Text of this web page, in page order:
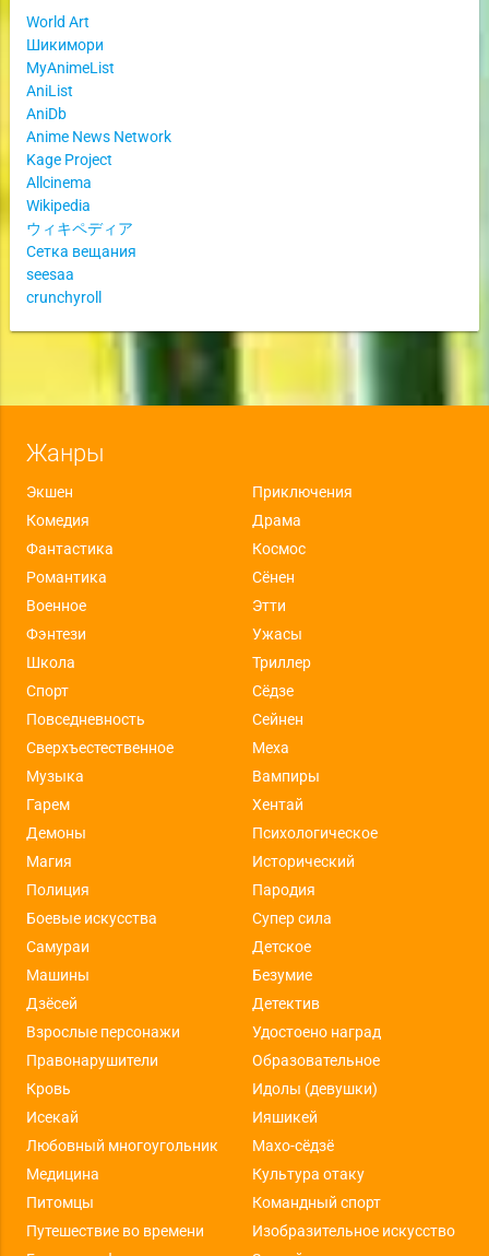
World Art
Шикимори
MyAnimeList
AniList
AniDb
Anime News Network
Kage Project
Allcinema
Wikipedia
ウィキペディア
Сетка вещания
seesaa
crunchyroll
Жанры
Экшен
Приключения
Комедия
Драма
Фантастика
Космос
Романтика
Сёнен
Военное
Этти
Фэнтези
Ужасы
Школа
Триллер
Спорт
Сёдзе
Повседневность
Сейнен
Сверхъестественное
Меха
Музыка
Вампиры
Гарем
Хентай
Демоны
Психологическое
Магия
Исторический
Полиция
Пародия
Боевые искусства
Супер сила
Самураи
Детское
Машины
Безумие
Дзёсей
Детектив
Взрослые персонажи
Удостоено наград
Правонарушители
Образовательное
Кровь
Идолы (девушки)
Исекай
Ияшикей
Любовный многоугольник
Махо-сёдзё
Медицина
Культура отаку
Питомцы
Командный спорт
Путешествие во времени
Изобразительное искусство